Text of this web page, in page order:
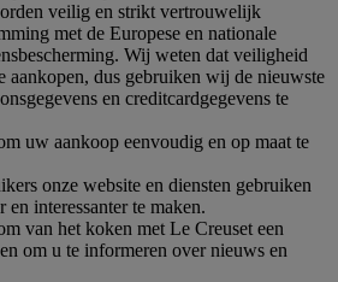
veilig en strikt vertrouwelijk
met de Europese en nationale
Wij weten dat veiligheid
aankopen, dus gebruiken wij de nieuwste
en creditcardgegevens te
uw aankoop eenvoudig en op maat te
onze website en diensten gebruiken
interessanter te maken.
van het koken met Le Creuset een
om u te informeren over nieuws en